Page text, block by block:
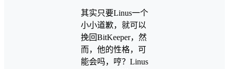
其实只要Linus一个
小小道歉，就可以
挽回BitKeeper，然
而，他的性格，可
能会吗，哼？Linus